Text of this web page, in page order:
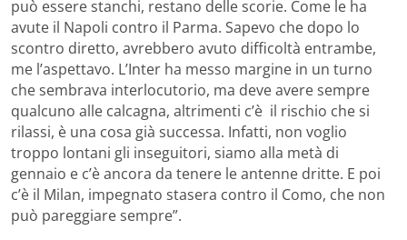
può essere stanchi, restano delle scorie. Come le ha
avute il Napoli contro il Parma. Sapevo che dopo lo
scontro diretto, avrebbero avuto difficoltà entrambe,
me l’aspettavo. L’Inter ha messo margine in un turno
che sembrava interlocutorio, ma deve avere sempre
qualcuno alle calcagna, altrimenti c’è il rischio che si
rilassi, è una cosa già successa. Infatti, non voglio
troppo lontani gli inseguitori, siamo alla metà di
gennaio e c’è ancora da tenere le antenne dritte. E poi
c’è il Milan, impegnato stasera contro il Como, che non
può pareggiare sempre”.